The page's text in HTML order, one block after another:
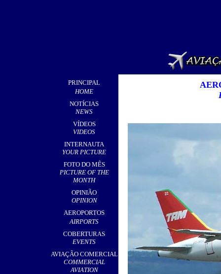
PRINCIPAL
HOME
NOTÍCIAS
NEWS
VÍDEOS
VIDEOS
INTERNAUTA
YOUR PICTURE
FOTO DO MÊS
PICTURE OF THE
MONTH
OPINIÃO
OPINION
AEROPORTOS
AIRPORTS
COBERTURAS
EVENTS
AVIAÇÃO COMERCIAL
COMMERCIAL
AVIATION